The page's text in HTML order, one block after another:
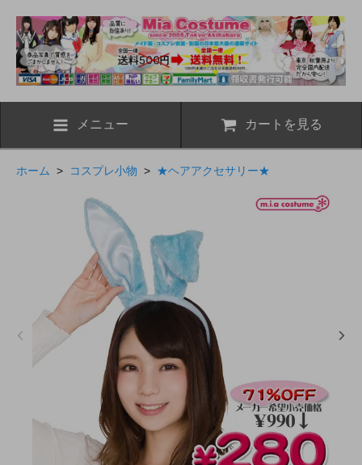
メニュー カートを見る
ホーム > コスプレ小物 > ★ヘアアクセサリー★